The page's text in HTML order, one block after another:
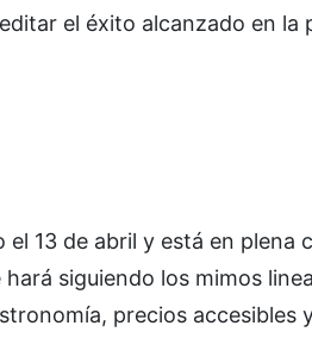
el éxito alcanzado en la
13 de abril y está en plena
siguiendo los mimos
precios accesibles